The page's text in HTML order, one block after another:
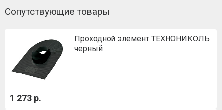
Сопутствующие товары
Проходной элемент ТЕХНОНИКОЛЬ
черный
1 273 р.